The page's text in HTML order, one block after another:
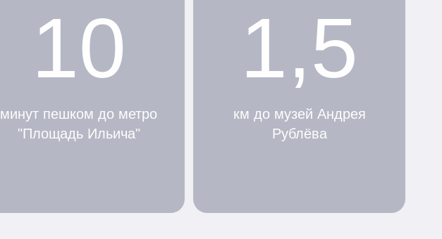
10
минут пешком до метро
"Площадь Ильича"
1,5
км до музей Андрея
Рублёва